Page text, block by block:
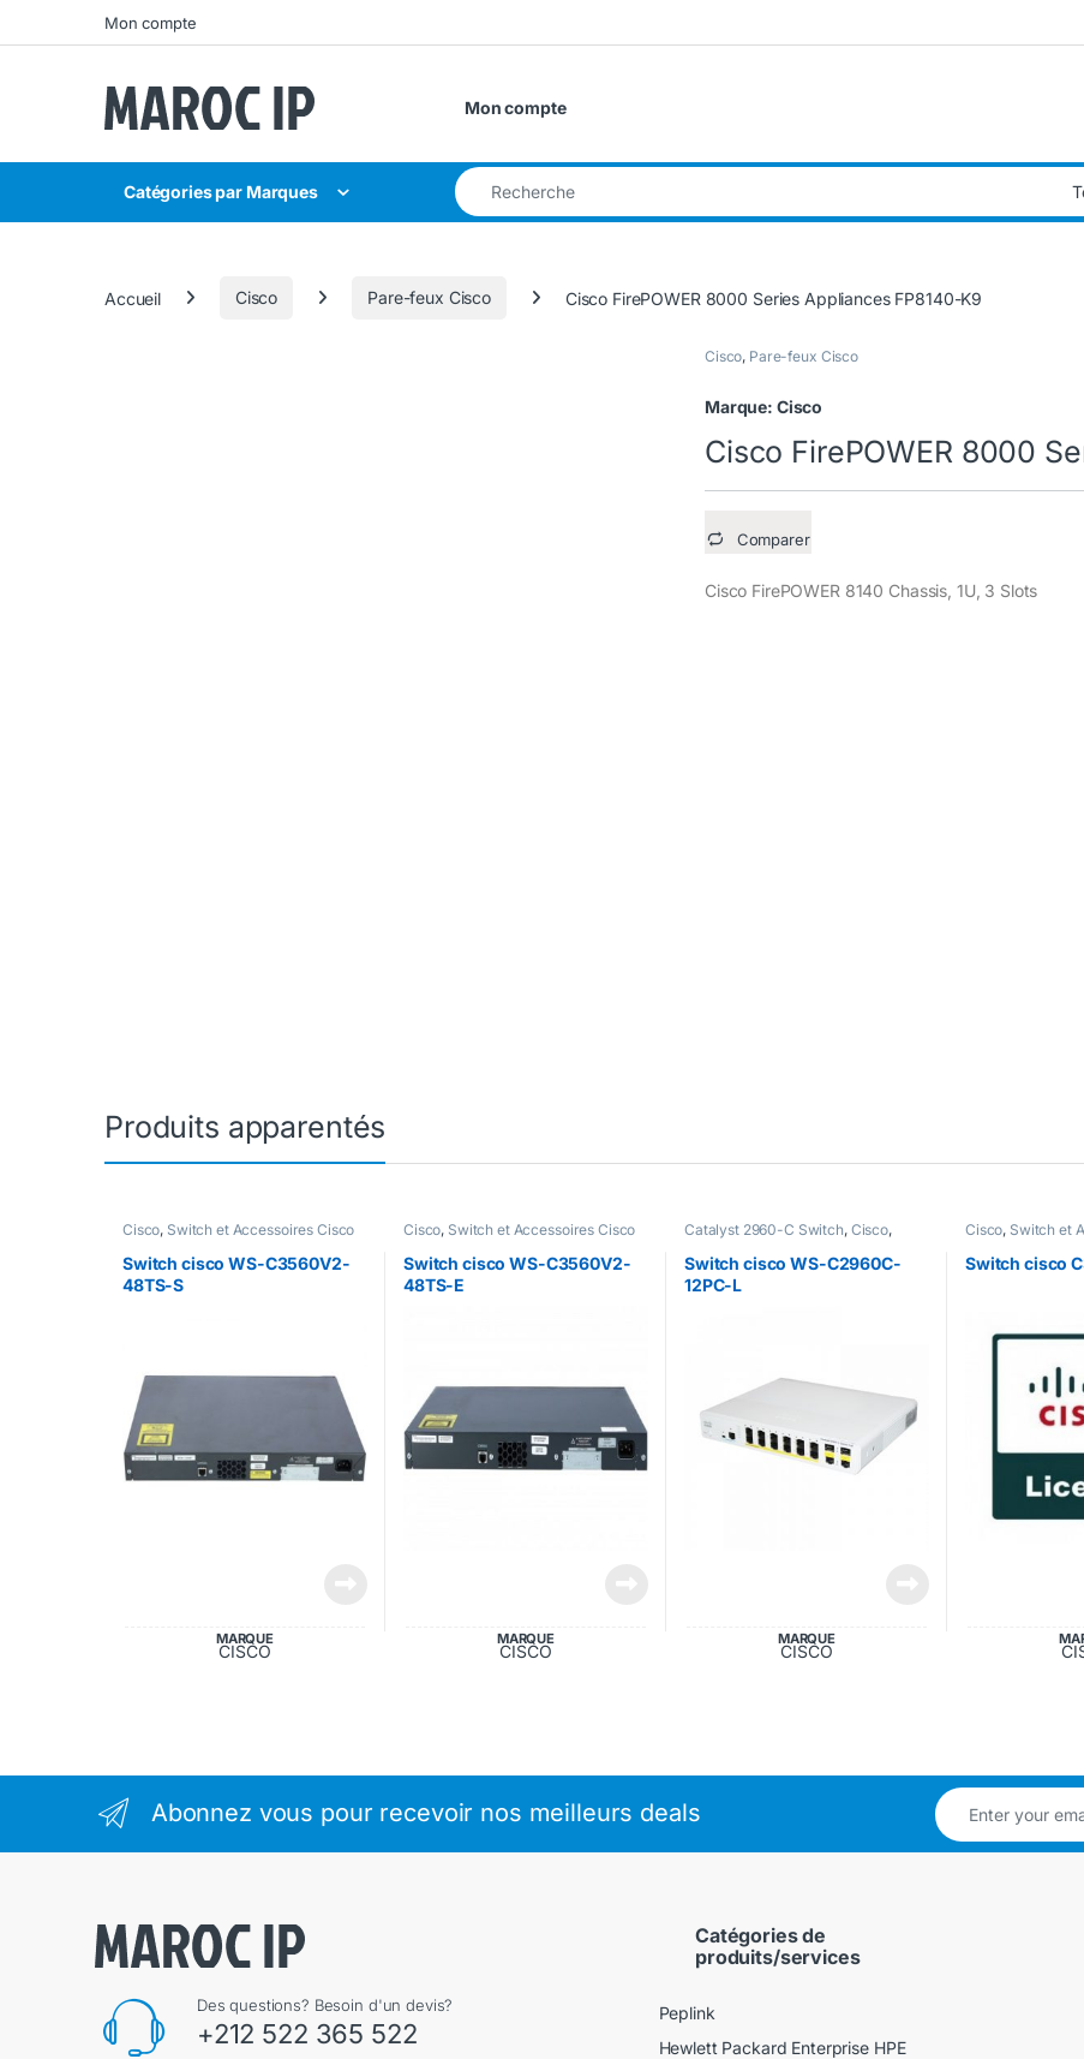
Skip to navigation
Skip to contentMon compte
Mon compte
Catégories par Marques
Search for:
Accueil Cisco Pare-feux Cisco Cisco FirePOWER 8000 Series Appliances FP8140-K9
Cisco, Pare-feux Cisco
Marque: Cisco
Cisco FirePOWER 8000
Comparer
Cisco FirePOWER 8140 Chassis, 1U, 3 Slots
Produits apparentés
Cisco, Switch et Accessoires Cisco
Switch cisco WS-C3560V2-
48TS-S
MARQUE
CISCO
Cisco, Switch et Accessoires Cisco
Switch cisco WS-C3560V2-
48TS-E
MARQUE
CISCO
Catalyst 2960-C Switch, Cisco,
Switch et Accessoires Cisco
Switch cisco WS-C2960C-
12PC-L
MARQUE
CISCO
Cisco, Switch et
Switch cisco
Abonnez vous pour recevoir nos meilleurs deals
Des questions? Besoin d'un devis?
+212 522 365 522
Catégories de
produits/services
Peplink
Hewlett Packard Enterprise HPE